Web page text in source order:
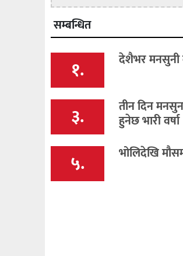
सम्बन्धित
१. देशैभर मनसुनी
३. तीन दिन
हुनेछ भारी वर्षा
५. भोलिदेखि